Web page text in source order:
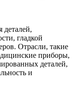
деталей,
гладкой
Отрасли, такие
приборы,
деталей,
и